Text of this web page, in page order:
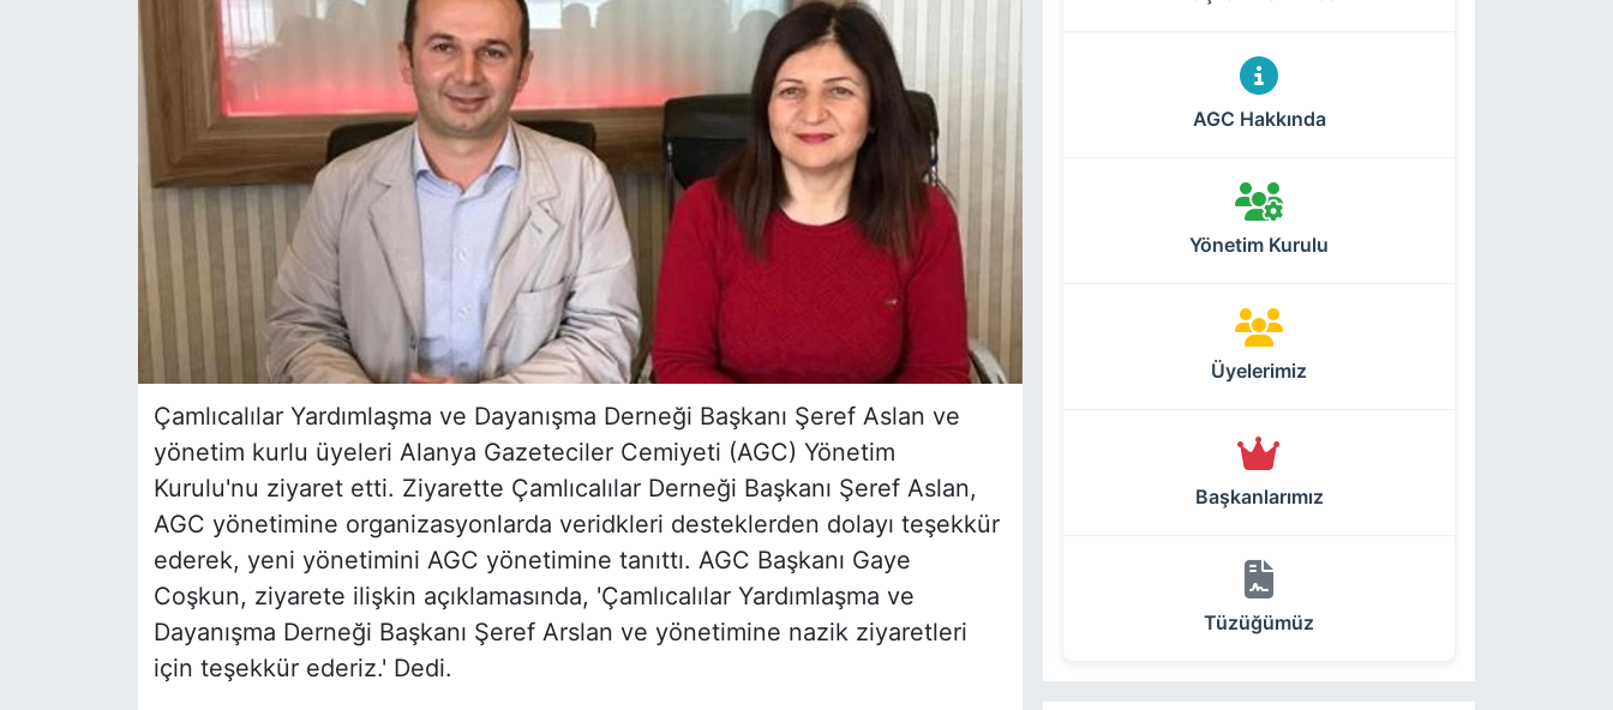
Çamlıcalılar Yardımlaşma ve Dayanışma Derneği Başkanı Şeref Aslan ve
yönetim kurlu üyeleri Alanya Gazeteciler Cemiyeti (AGC) Yönetim
Kurulu'nu ziyaret etti. Ziyarette Çamlıcalılar Derneği Başkanı Şeref Aslan,
AGC yönetimine organizasyonlarda veridkleri desteklerden dolayı teşekkür
ederek, yeni yönetimini AGC yönetimine tanıttı. AGC Başkanı Gaye
Coşkun, ziyarete ilişkin açıklamasında, 'Çamlıcalılar Yardımlaşma ve
Dayanışma Derneği Başkanı Şeref Arslan ve yönetimine nazik ziyaretleri
için teşekkür ederiz.' Dedi.
AGC Hakkında
Yönetim Kurulu
Üyelerimiz
Başkanlarımız
Tüzüğümüz